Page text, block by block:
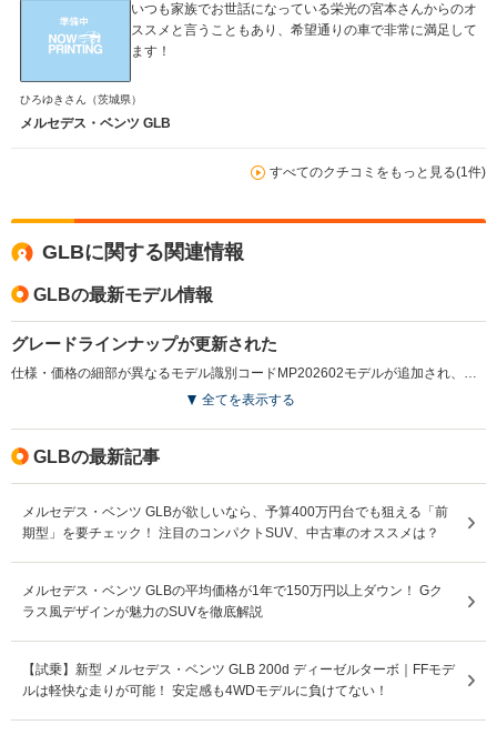
いつも家族でお世話になっている栄光の宮本さんからのオ
ススメと言うこともあり、希望通りの車で非常に満足して
ます！
ひろゆきさん （茨城県）
メルセデス・ベンツ GLB
すべてのクチコミをもっと見る(1件)
GLBに関する関連情報
GLBの最新モデル情報
グレードラインナップが更新された
仕様・価格の細部が異なるモデル識別コードMP202602モデルが追加され、詳細な装備内容の見直しなどが行われている。（2026.2）
全てを表示する
GLBの最新記事
メルセデス・ベンツ GLBが欲しいなら、予算400万円台でも狙える「前
期型」を要チェック！ 注目のコンパクトSUV、中古車のオススメは？
メルセデス・ベンツ GLBの平均価格が1年で150万円以上ダウン！ Gク
ラス風デザインが魅力のSUVを徹底解説
【試乗】新型 メルセデス・ベンツ GLB 200d ディーゼルターボ｜FFモデ
ルは軽快な走りが可能！ 安定感も4WDモデルに負けてない！